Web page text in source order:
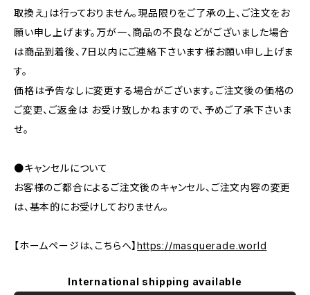
取換え」は行っておりません。現品限りをご了承の上、ご注文をお
願い申し上げます。万が一、商品の不良などがございました場合
は商品到着後、7日以内にご連絡下さいます様お願い申し上げま
す。
価格は予告なしに変更する場合がございます。ご注文後の価格の
ご変更、ご返金は お受け致しかねますので、予めご了承下さいま
せ。
●キャンセルについて
お客様のご都合によるご注文後のキャンセル、ご注文内容の変更
は、基本的にお受けしておりません。
【ホームページは、こちらへ】https://masquerade.world
International shipping available